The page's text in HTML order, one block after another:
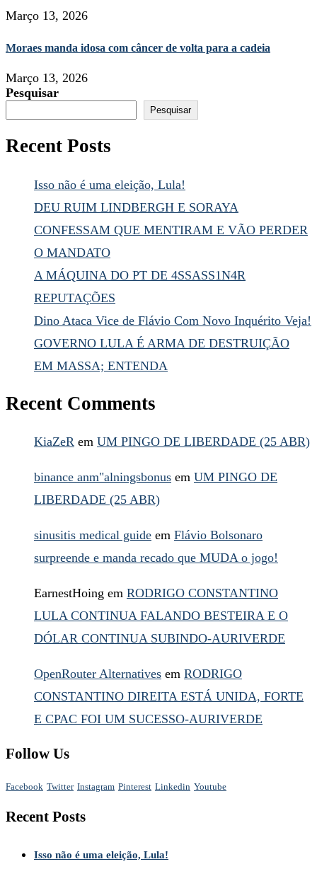
Março 13, 2026
Moraes manda idosa com câncer de volta para a cadeia
Março 13, 2026
Pesquisar
Pesquisar
Recent Posts
Isso não é uma eleição, Lula!
DEU RUIM LINDBERGH E SORAYA
CONFESSAM QUE MENTIRAM E VÃO PERDER
O MANDATO
A MÁQUINA DO PT DE 4SSASS1N4R
REPUTAÇÕES
Dino Ataca Vice de Flávio Com Novo Inquérito Veja!
GOVERNO LULA É ARMA DE DESTRUIÇÃO
EM MASSA; ENTENDA
Recent Comments
KiaZeR em UM PINGO DE LIBERDADE (25 ABR)
binance anm"alningsbonus em UM PINGO DE
LIBERDADE (25 ABR)
sinusitis medical guide em Flávio Bolsonaro
surpreende e manda recado que MUDA o jogo!
EarnestHoing em RODRIGO CONSTANTINO
LULA CONTINUA FALANDO BESTEIRA E O
DÓLAR CONTINUA SUBINDO-AURIVERDE
OpenRouter Alternatives em RODRIGO
CONSTANTINO DIREITA ESTÁ UNIDA, FORTE
E CPAC FOI UM SUCESSO-AURIVERDE
Follow Us
Facebook Twitter Instagram Pinterest Linkedin Youtube
Recent Posts
Isso não é uma eleição, Lula!